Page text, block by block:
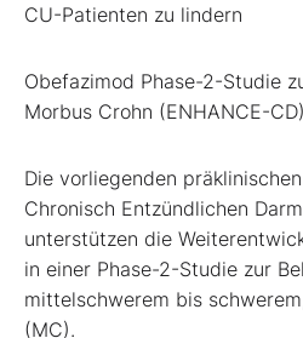
CU-Patienten zu lindern
Obefazimod Phase-2-Studie
Morbus Crohn (ENHANCE-CD)
Die vorliegenden
Chronisch Entzündlichen
unterstützen die
in einer Phase-2-Studie zur
mittelschwerem bis
(MC).